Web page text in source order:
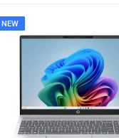
NEW